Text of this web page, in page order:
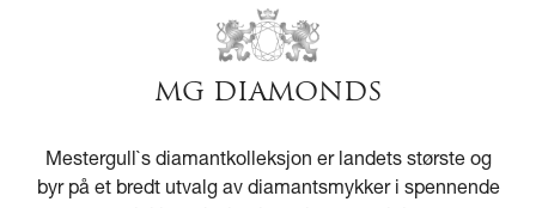
MG DIAMONDS
Mestergull`s diamantkolleksjon er landets største og
byr på et bredt utvalg av diamantsmykker i spennende